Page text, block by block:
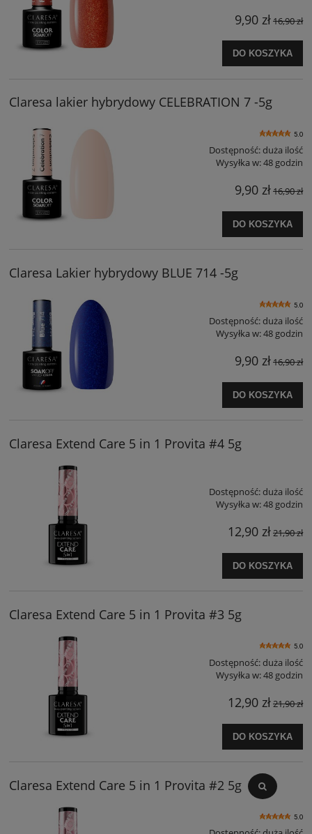
9,90 zł16,90 zł
DO KOSZYKA
Claresa lakier hybrydowy CELEBRATION 7 -5g
5.0
Dostępność:duża ilość
Wysyłka w:48 godzin
9,90 zł16,90 zł
DO KOSZYKA
Claresa Lakier hybrydowy BLUE 714 -5g
5.0
Dostępność:duża ilość
Wysyłka w:48 godzin
9,90 zł16,90 zł
DO KOSZYKA
Claresa Extend Care 5 in 1 Provita #4 5g
Dostępność:duża ilość
Wysyłka w:48 godzin
12,90 zł21,90 zł
DO KOSZYKA
Claresa Extend Care 5 in 1 Provita #3 5g
5.0
Dostępność:duża ilość
Wysyłka w:48 godzin
12,90 zł21,90 zł
DO KOSZYKA
Claresa Extend Care 5 in 1 Provita #2 5g
5.0